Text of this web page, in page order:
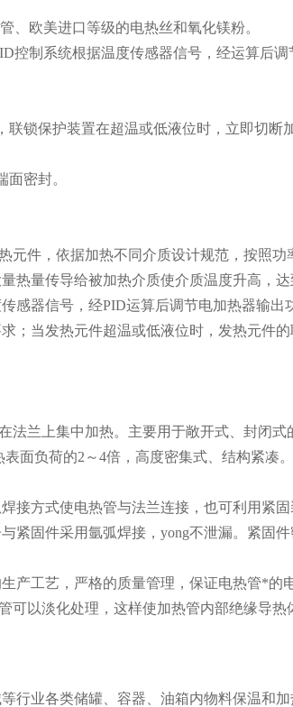
、欧美进口等级的电热丝和氧化镁粉。
控制系统根据温度传感器信号，经运算后
锁保护装置在超温或低液位时，立即切断
密封。
元件，依据加热不同介质设计规范，按照
热量传导给被加热介质使介质温度升高，
感器信号，经PID运算后调节电加热器输
；当发热元件超温或低液位时，发热元件
法兰上集中加热。主要用于敞开式、封闭式
面负荷的2～4倍，高度密集式、结构紧凑
接方式使电热管与法兰连接，也可利用紧
紧固件采用氩弧焊接，yong不泄漏。紧固
产工艺，严格的质量管理，保证电热管*的
可以淡化处理，这样使加热管内部绝缘导热
行业各类储罐、容器、油箱内物料保温和